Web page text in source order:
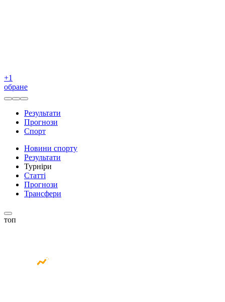
+1
обране
Результати
Прогнози
Спорт
Новини спорту
Результати
Турніри
Статті
Прогнози
Трансфери
топ